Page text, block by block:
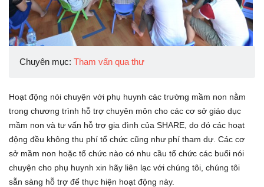
Chuyên mục: Tham vấn qua thư
Hoạt động nói chuyện với phụ huynh các trường mầm non nằm
trong chương trình hỗ trợ chuyên môn cho các cơ sở giáo dục
mầm non và tư vấn hỗ trợ gia đình của SHARE, do đó các hoạt
động đều không thu phí tổ chức cũng như phí tham dự. Các cơ
sở mầm non hoặc tổ chức nào có nhu cầu tổ chức các buổi nói
chuyện cho phụ huynh xin hãy liên lạc với chúng tôi, chúng tôi
sẵn sàng hỗ trợ để thực hiện hoạt động này.